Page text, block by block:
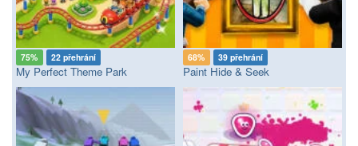
75% 22 přehrání
My Perfect Theme Park
68% 39 přehrání
Paint Hide & Seek